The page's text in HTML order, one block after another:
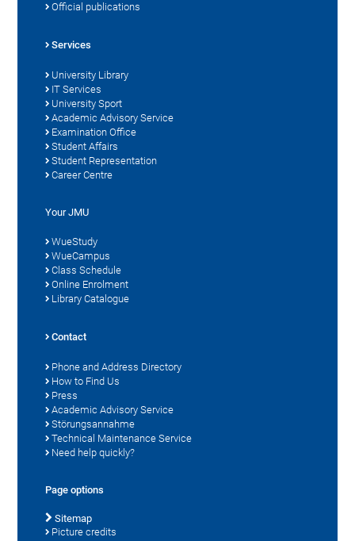
Official publications
Services
University Library
IT Services
University Sport
Academic Advisory Service
Examination Office
Student Affairs
Student Representation
Career Centre
Your JMU
WueStudy
WueCampus
Class Schedule
Online Enrolment
Library Catalogue
Contact
Phone and Address Directory
How to Find Us
Press
Academic Advisory Service
Störungsannahme
Technical Maintenance Service
Need help quickly?
Page options
Sitemap
Picture credits